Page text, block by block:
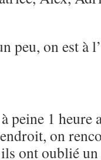
peu, on est à
peine 1 heure
on
ont oublié